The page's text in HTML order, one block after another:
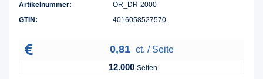
Artikelnummer:
OR_DR-2000
GTIN:
4016058527570
0,81 ct. / Seite
12.000 Seiten